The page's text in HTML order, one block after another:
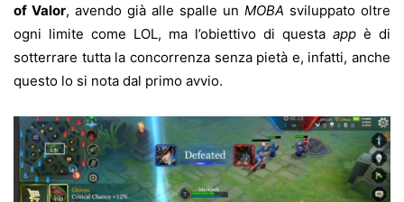
of Valor, avendo già alle spalle un MOBA sviluppato oltre
ogni limite come LOL, ma l’obiettivo di questa app è di
sotterrare tutta la concorrenza senza pietà e, infatti, anche
questo lo si nota dal primo avvio.